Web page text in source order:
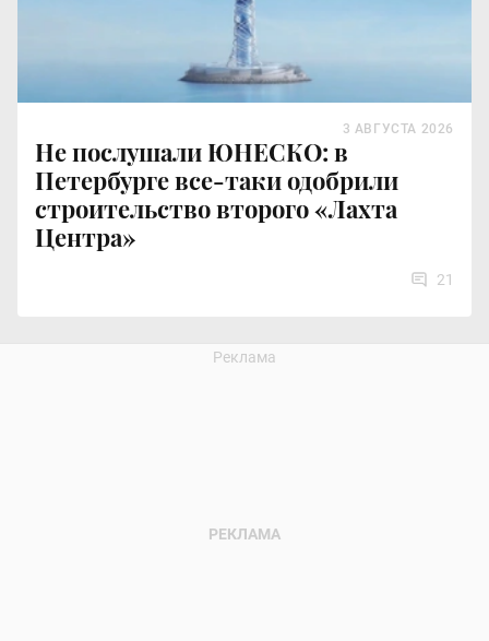
Не послушали ЮНЕСКО: в
Петербурге все-таки одобрили
строительство второго «Лахта
Центра»
3 АВГУСТА 2026
21